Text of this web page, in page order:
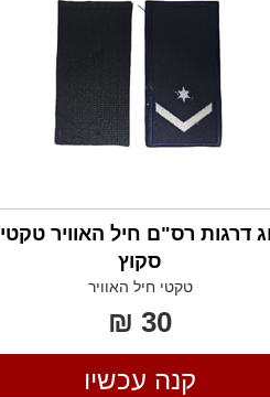
דרגות רס"ם חיל האוויר טקטי
סקוץ
טקטי חיל האוויר
30 ₪
קנה עכשיו